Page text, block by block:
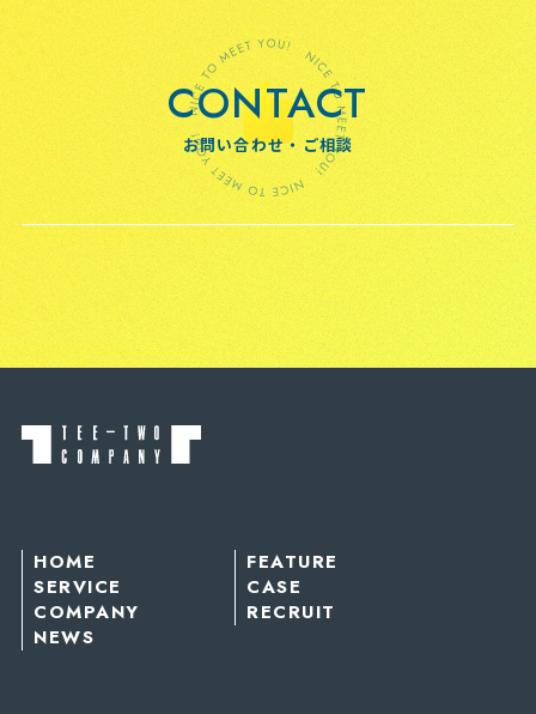
CONTACT
お問い合わせ・ご相談
HOME
FEATURE
SERVICE
CASE
COMPANY
RECRUIT
NEWS